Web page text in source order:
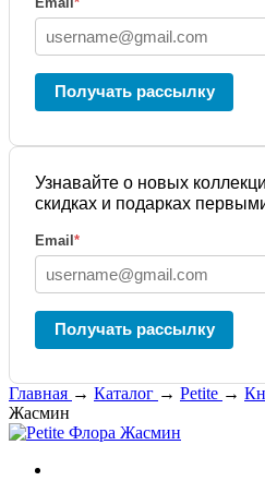
Получать рассылку
Узнавайте о новых
скидках и подарках
Email *
Получать рассылку
Главная → Каталог → Petite →
Жасмин